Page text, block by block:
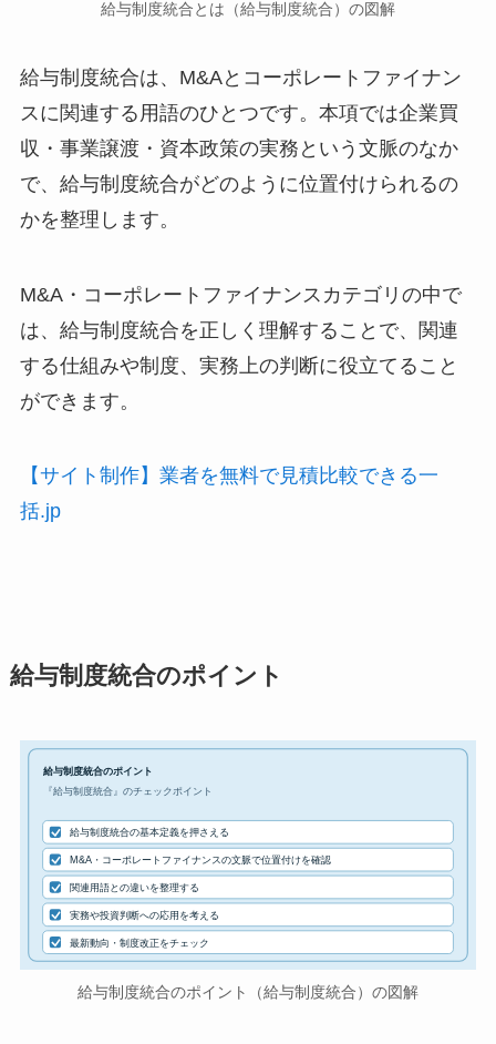
給与制度統合とは（給与制度統合）の図解
給与制度統合は、M&Aとコーポレートファイナン
スに関連する用語のひとつです。本項では企業買
収・事業譲渡・資本政策の実務という文脈のなか
で、給与制度統合がどのように位置付けられるの
かを整理します。
M&A・コーポレートファイナンスカテゴリの中で
は、給与制度統合を正しく理解することで、関連
する仕組みや制度、実務上の判断に役立てること
ができます。
【サイト制作】業者を無料で見積比較できる一
括.jp
給与制度統合のポイント
給与制度統合のポイント
『給与制度統合』のチェックポイント
給与制度統合の基本定義を押さえる
M&A・コーポレートファイナンスの文脈で位置付けを確認
関連用語との違いを整理する
実務や投資判断への応用を考える
最新動向・制度改正をチェック
給与制度統合のポイント（給与制度統合）の図解